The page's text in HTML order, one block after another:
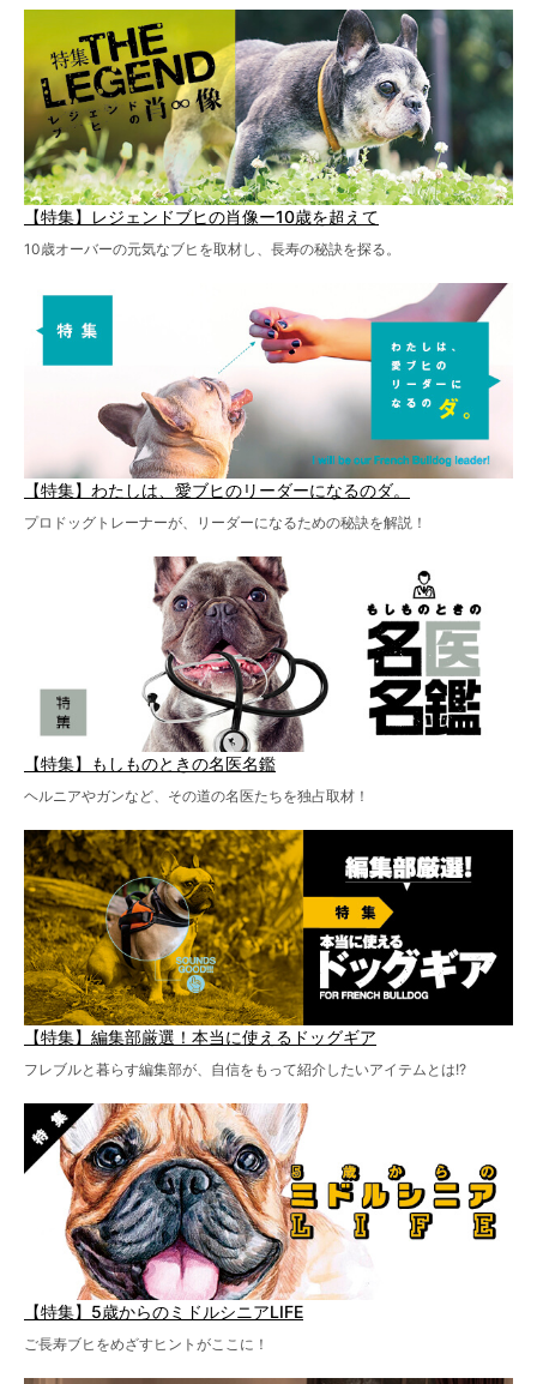
【特集】レジェンドブヒの肖像ー10歳を超えて
10歳オーバーの元気なブヒを取材し、長寿の秘訣を探る。
【特集】わたしは、愛ブヒのリーダーになるのダ。
プロドッグトレーナーが、リーダーになるための秘訣を解説！
【特集】もしものときの名医名鑑
ヘルニアやガンなど、その道の名医たちを独占取材！
【特集】編集部厳選！本当に使えるドッグギア
フレブルと暮らす編集部が、自信をもって紹介したいアイテムとは!?
【特集】5歳からのミドルシニアLIFE
ご長寿ブヒをめざすヒントがここに！